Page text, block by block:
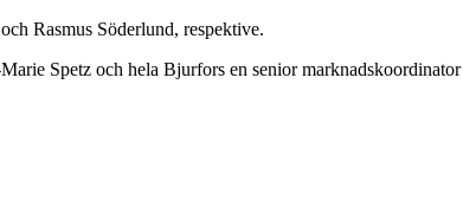
Rasmus Söderlund, respektive.
Spetz och hela Bjurfors en senior